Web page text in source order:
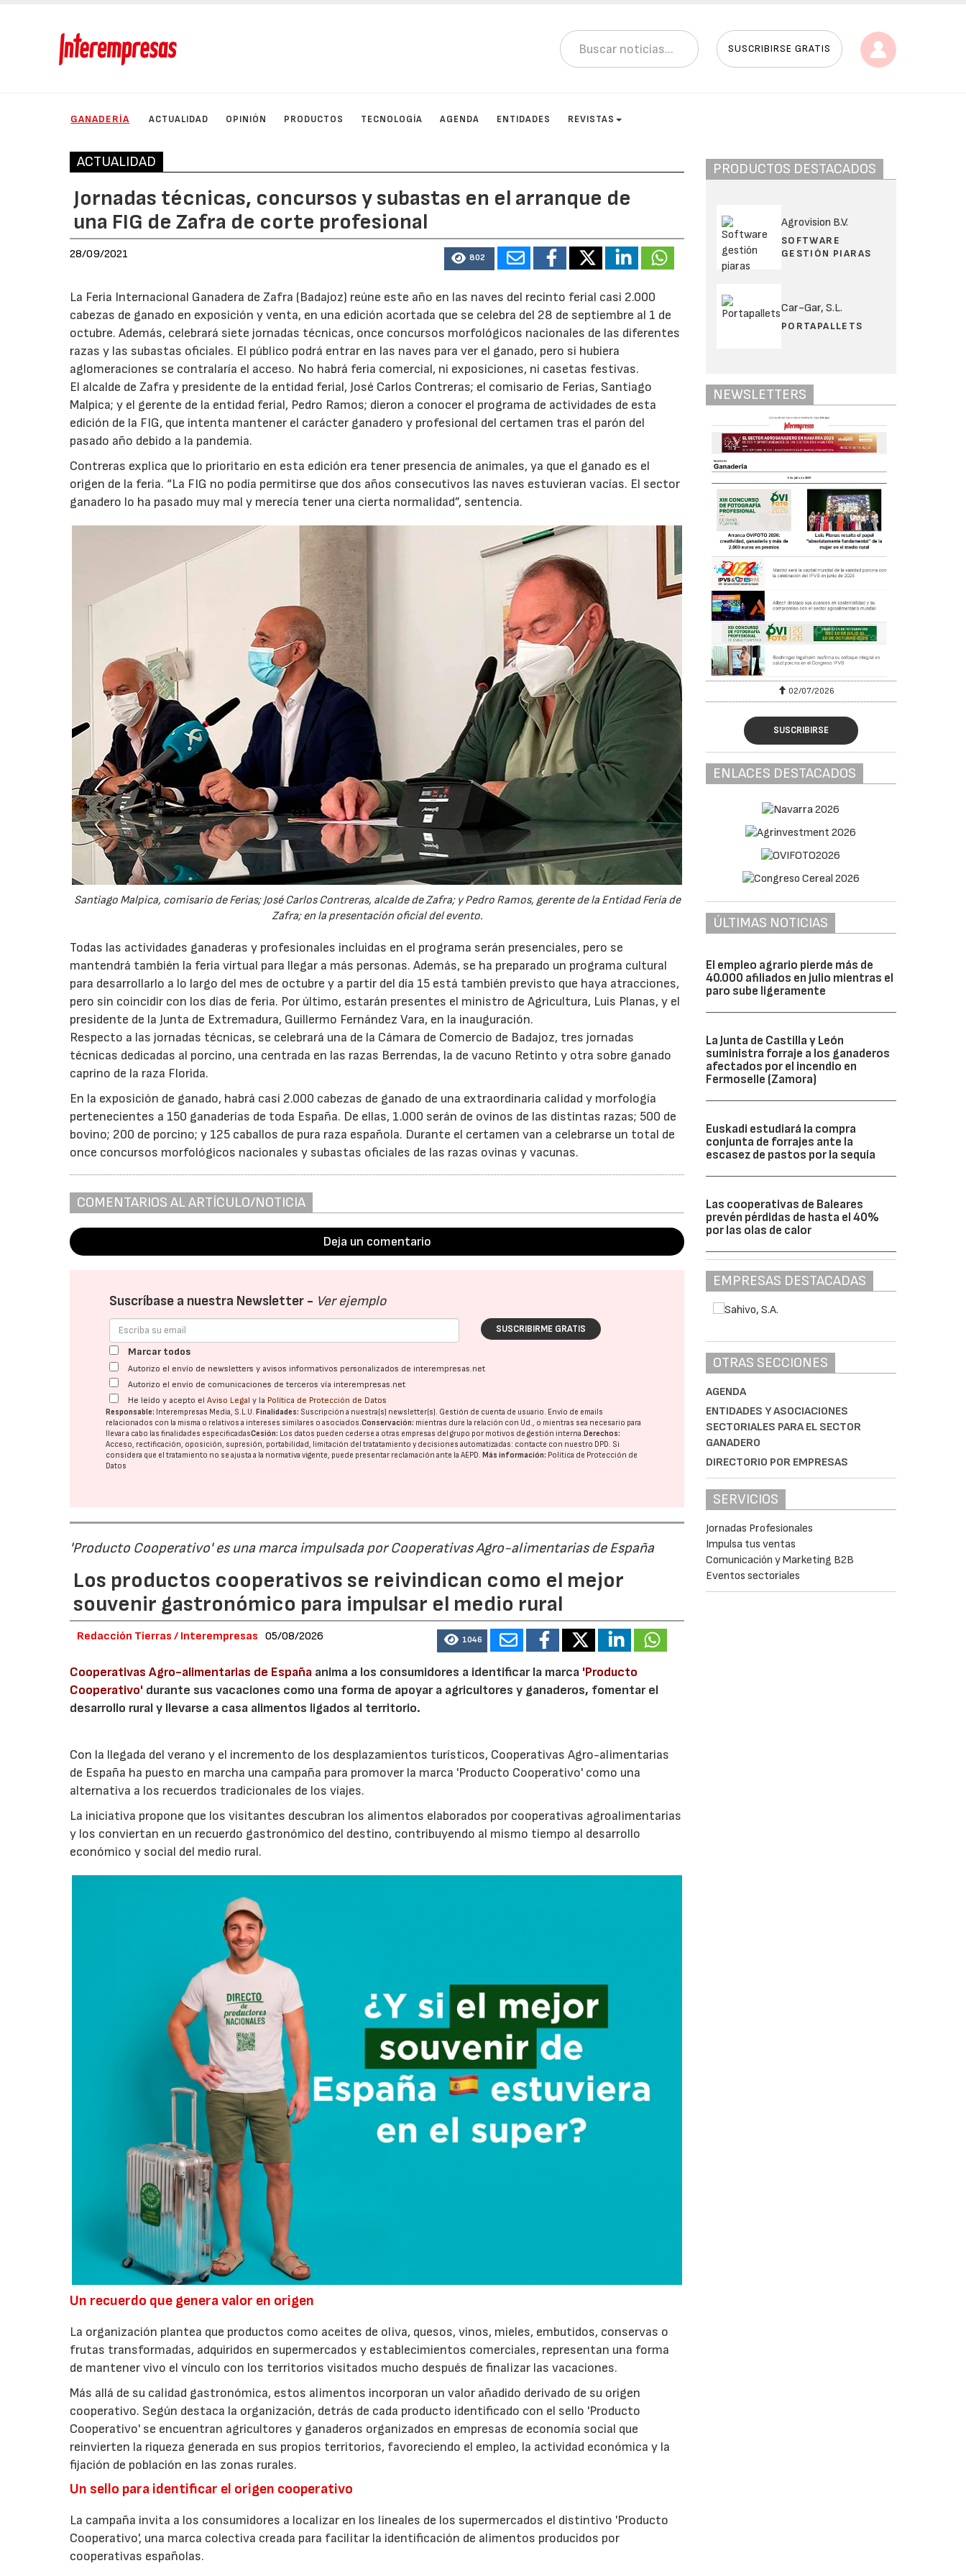
SUSCRIBIRSE GRATIS
GANADERÍA ACTUALIDAD OPINIÓN PRODUCTOS TECNOLOGÍA AGENDA ENTIDADES REVISTAS
ACTUALIDAD
Jornadas técnicas, concursos y subastas en el arranque de
una FIG de Zafra de corte profesional
28/09/2021 802
La Feria Internacional Ganadera de Zafra (Badajoz) reúne este año en las naves del recinto ferial casi 2.000
cabezas de ganado en exposición y venta, en una edición acortada que se celebra del 28 de septiembre al 1 de
octubre. Además, celebrará siete jornadas técnicas, once concursos morfológicos nacionales de las diferentes
razas y las subastas oficiales. El público podrá entrar en las naves para ver el ganado, pero si hubiera
aglomeraciones se contralaría el acceso. No habrá feria comercial, ni exposiciones, ni casetas festivas.
El alcalde de Zafra y presidente de la entidad ferial, José Carlos Contreras; el comisario de Ferias, Santiago
Malpica; y el gerente de la entidad ferial, Pedro Ramos; dieron a conocer el programa de actividades de esta
edición de la FIG, que intenta mantener el carácter ganadero y profesional del certamen tras el parón del
pasado año debido a la pandemia.
Contreras explica que lo prioritario en esta edición era tener presencia de animales, ya que el ganado es el
origen de la feria. “La FIG no podía permitirse que dos años consecutivos las naves estuvieran vacías. El sector
ganadero lo ha pasado muy mal y merecía tener una cierta normalidad”, sentencia.
Santiago Malpica, comisario de Ferias; José Carlos Contreras, alcalde de Zafra; y Pedro Ramos, gerente de la Entidad Feria de
Zafra; en la presentación oficial del evento.
Todas las actividades ganaderas y profesionales incluidas en el programa serán presenciales, pero se
mantendrá también la feria virtual para llegar a más personas. Además, se ha preparado un programa cultural
para desarrollarlo a lo largo del mes de octubre y a partir del día 15 está también previsto que haya atracciones,
pero sin coincidir con los días de feria. Por último, estarán presentes el ministro de Agricultura, Luis Planas, y el
presidente de la Junta de Extremadura, Guillermo Fernández Vara, en la inauguración.
Respecto a las jornadas técnicas, se celebrará una de la Cámara de Comercio de Badajoz, tres jornadas
técnicas dedicadas al porcino, una centrada en las razas Berrendas, la de vacuno Retinto y otra sobre ganado
caprino de la raza Florida.
En la exposición de ganado, habrá casi 2.000 cabezas de ganado de una extraordinaria calidad y morfología
pertenecientes a 150 ganaderías de toda España. De ellas, 1.000 serán de ovinos de las distintas razas; 500 de
bovino; 200 de porcino; y 125 caballos de pura raza española. Durante el certamen van a celebrarse un total de
once concursos morfológicos nacionales y subastas oficiales de las razas ovinas y vacunas.
COMENTARIOS AL ARTÍCULO/NOTICIA
Deja un comentario
Suscríbase a nuestra Newsletter - Ver ejemplo
SUSCRIBIRME GRATIS
Marcar todos
Autorizo el envío de newsletters y avisos informativos personalizados de interempresas.net
Autorizo el envío de comunicaciones de terceros vía interempresas.net
He leído y acepto elAviso Legal y la Política de Protección de Datos
Responsable: Interempresas Media, S.L.U.Finalidades: Suscripción a nuestra(s) newsletter(s). Gestión de cuenta de usuario. Envío de emails
relacionados con la misma o relativos a intereses similares o asociados.Conservación: mientras dure la relación con Ud., o mientras sea necesario para
llevar a cabo las finalidades especificadasCesión: Los datos pueden cederse a otras empresas del grupo por motivos de gestión interna.Derechos:
Acceso, rectificación, oposición, supresión, portabilidad, limitación del tratatamiento y decisiones automatizadas: contacte con nuestro DPD. Si
considera que el tratamiento no se ajusta a la normativa vigente, puede presentar reclamación ante laAEPD.Más información: Política de Protección de
Datos
'Producto Cooperativo' es una marca impulsada por Cooperativas Agro-alimentarias de España
Los productos cooperativos se reivindican como el mejor
souvenir gastronómico para impulsar el medio rural
Redacción Tierras / Interempresas 05/08/2026 1046
Cooperativas Agro-alimentarias de España anima a los consumidores a identificar la marca 'Producto
Cooperativo' durante sus vacaciones como una forma de apoyar a agricultores y ganaderos, fomentar el
desarrollo rural y llevarse a casa alimentos ligados al territorio.
Con la llegada del verano y el incremento de los desplazamientos turísticos, Cooperativas Agro-alimentarias
de España ha puesto en marcha una campaña para promover la marca 'Producto Cooperativo' como una
alternativa a los recuerdos tradicionales de los viajes.
La iniciativa propone que los visitantes descubran los alimentos elaborados por cooperativas agroalimentarias
y los conviertan en un recuerdo gastronómico del destino, contribuyendo al mismo tiempo al desarrollo
económico y social del medio rural.
Un recuerdo que genera valor en origen
La organización plantea que productos como aceites de oliva, quesos, vinos, mieles, embutidos, conservas o
frutas transformadas, adquiridos en supermercados y establecimientos comerciales, representan una forma
de mantener vivo el vínculo con los territorios visitados mucho después de finalizar las vacaciones.
Más allá de su calidad gastronómica, estos alimentos incorporan un valor añadido derivado de su origen
cooperativo. Según destaca la organización, detrás de cada producto identificado con el sello 'Producto
Cooperativo' se encuentran agricultores y ganaderos organizados en empresas de economía social que
reinvierten la riqueza generada en sus propios territorios, favoreciendo el empleo, la actividad económica y la
fijación de población en las zonas rurales.
Un sello para identificar el origen cooperativo
La campaña invita a los consumidores a localizar en los lineales de los supermercados el distintivo 'Producto
Cooperativo', una marca colectiva creada para facilitar la identificación de alimentos producidos por
cooperativas españolas.
PRODUCTOS DESTACADOS
Agrovision B.V.
SOFTWARE
GESTIÓN PIARAS
Car-Gar, S.L.
PORTAPALLETS
NEWSLETTERS
16/07/2026 02/07/2026
SUSCRIBIRSE
ENLACES DESTACADOS
ÚLTIMAS NOTICIAS
El empleo agrario pierde más de
40.000 afiliados en julio mientras el
paro sube ligeramente
La Junta de Castilla y León
suministra forraje a los ganaderos
afectados por el incendio en
Fermoselle (Zamora)
Euskadi estudiará la compra
conjunta de forrajes ante la
escasez de pastos por la sequía
Las cooperativas de Baleares
prevén pérdidas de hasta el 40%
por las olas de calor
EMPRESAS DESTACADAS
OTRAS SECCIONES
AGENDA
ENTIDADES Y ASOCIACIONES
SECTORIALES PARA EL SECTOR
GANADERO
DIRECTORIO POR EMPRESAS
SERVICIOS
Jornadas Profesionales
Impulsa tus ventas
Comunicación y Marketing B2B
Eventos sectoriales